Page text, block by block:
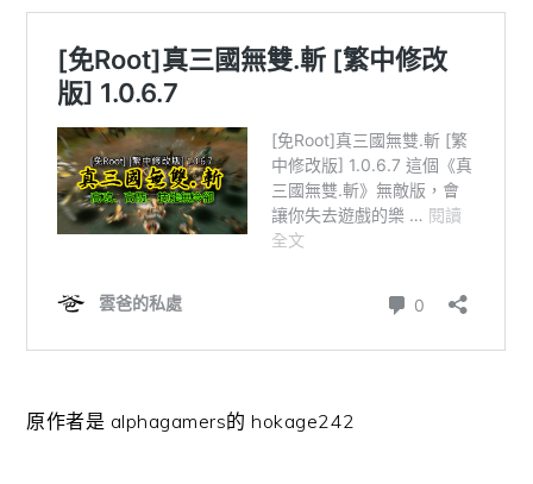
原作者是 alphagamers的 hokage242